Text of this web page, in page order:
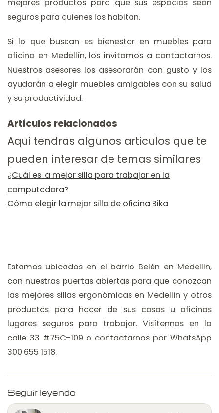
mejores productos para que sus espacios sean
seguros para quienes los habitan.
Si lo que buscan es bienestar en muebles para
oficina en Medellín, los invitamos a contactarnos.
Nuestros asesores los asesorarán con gusto y los
ayudarán a elegir muebles amigables con su salud
y su productividad.
Artículos relacionados
Aqui tendras algunos articulos que te
pueden interesar de temas similares
¿Cuál es la mejor silla para trabajar en la
computadora?
Cómo elegir la mejor silla de oficina Bika
Estamos ubicados en el barrio Belén en Medellin,
con nuestras puertas abiertas para que conozcan
las mejores sillas ergonómicas en Medellín y otros
productos para hacer de sus casas u oficinas
lugares seguros para trabajar. Visítennos en la
calle 33 #75C-109 o contactarnos por WhatsApp
300 655 1518.
Seguir leyendo